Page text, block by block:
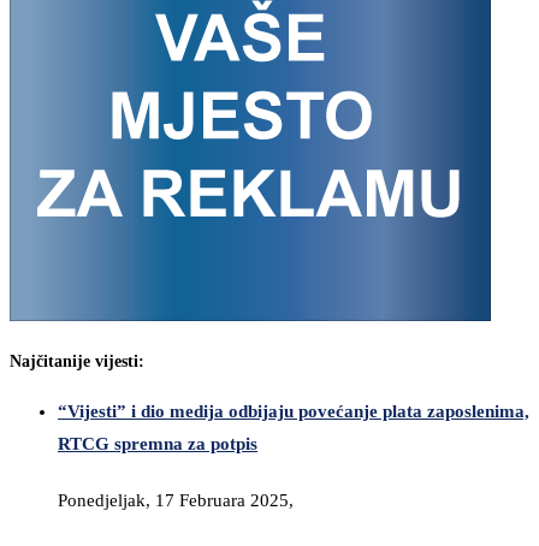
Najčitanije vijesti:
“Vijesti” i dio medija odbijaju povećanje plata zaposlenima,
RTCG spremna za potpis
Ponedjeljak, 17 Februara 2025,